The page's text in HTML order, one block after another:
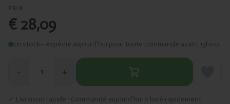
PRIX
€ 28,09
En stock– expédié aujourd’hui pour toute commande avant 13h00
− 1 +
✓ Livraison rapide · Commandé aujourd’hui = livré rapidement